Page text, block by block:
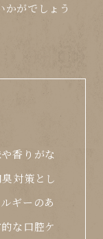
がでしょう
香りがな
対策とし
ギーのあ
な口腔ケ